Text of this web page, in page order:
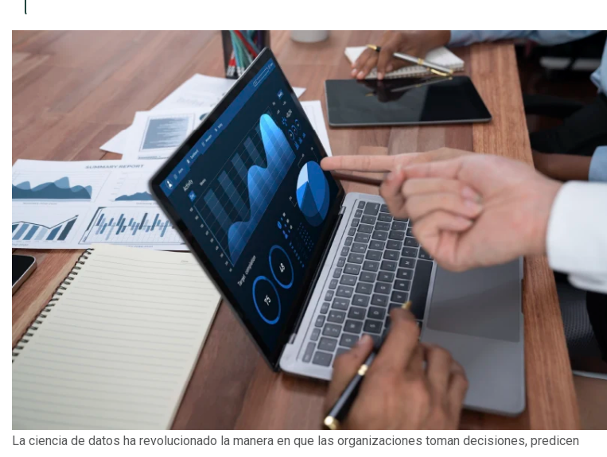
La ciencia de datos ha revolucionado la manera en que las organizaciones toman decisiones, predicen